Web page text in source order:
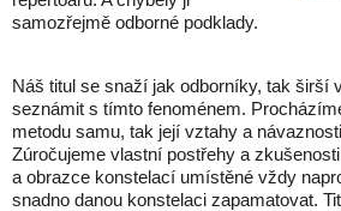
samozřejmě odborné podklady.
Náš titul se snaží jak odborníky, tak širší
seznámit s tímto fenoménem.
metodu samu, tak její vztahy a
Zúročujeme vlastní postřehy a
a obrazce konstelací umístěné vždy
snadno danou konstelaci zapamatovat.